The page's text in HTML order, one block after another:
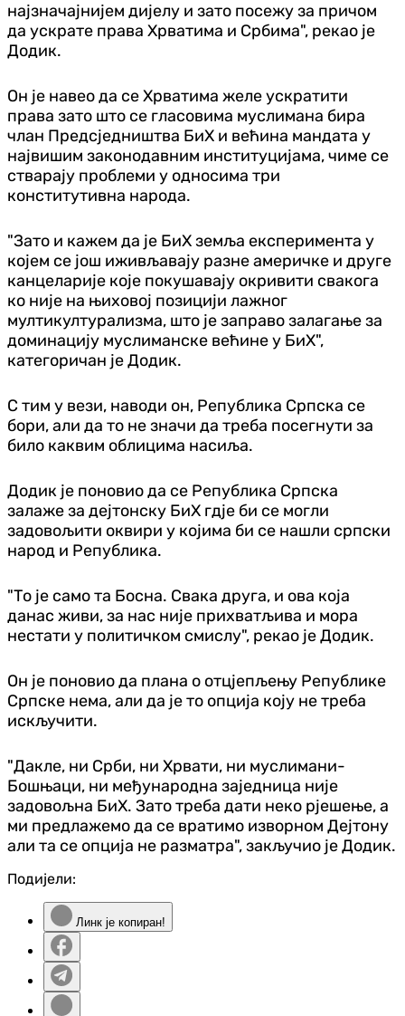
најзначајнијем дијелу и зато посежу за причом
да ускрате права Хрватима и Србима", рекао је
Додик.
Он је навео да се Хрватима желе ускратити
права зато што се гласовима муслимана бира
члан Предсједништва БиХ и већина мандата у
највишим законодавним институцијама, чиме се
стварају проблеми у односима три
конститутивна народа.
"Зато и кажем да је БиХ земља експеримента у
којем се још иживљавају разне америчке и друге
канцеларије које покушавају окривити свакога
ко није на њиховој позицији лажног
мултикултурализма, што је заправо залагање за
доминацију муслиманске већине у БиХ",
категоричан је Додик.
С тим у вези, наводи он, Република Српска се
бори, али да то не значи да треба посегнути за
било каквим облицима насиља.
Додик је поновио да се Република Српска
залаже за дејтонску БиХ гдје би се могли
задовољити оквири у којима би се нашли српски
народ и Република.
"То је само та Босна. Свака друга, и ова која
данас живи, за нас није прихватљива и мора
нестати у политичком смислу", рекао је Додик.
Он је поновио да плана о отцјепљењу Републике
Српске нема, али да је то опција коју не треба
искључити.
"Дакле, ни Срби, ни Хрвати, ни муслимани-
Бошњаци, ни међународна заједница није
задовољна БиХ. Зато треба дати неко рјешење, а
ми предлажемо да се вратимо изворном Дејтону
али та се опција не разматра", закључио је Додик.
Подијели:
Линк је копиран!